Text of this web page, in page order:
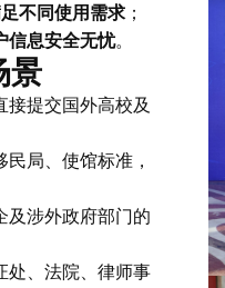
不同使用需求 ；
信息安全无忧。
景
提交国外高校及
局、使馆标准，
涉外政府部门的
、法院、律师事